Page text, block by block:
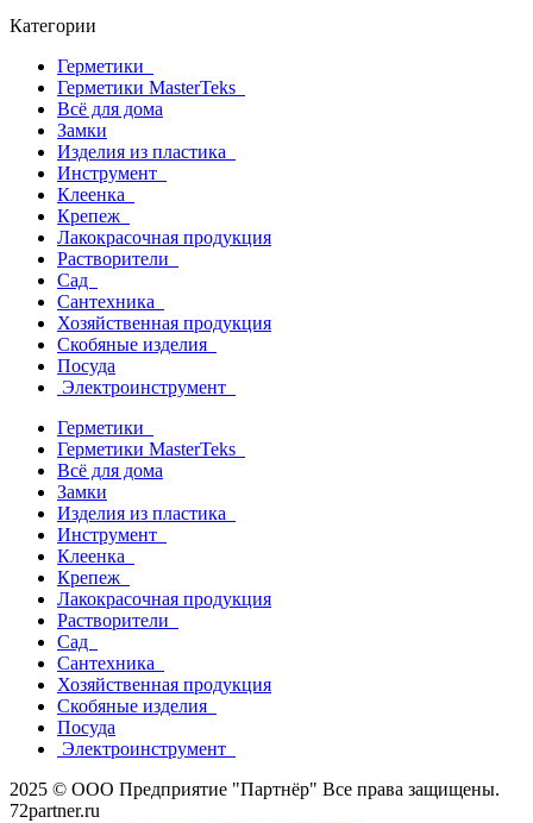
Категории
Герметики
Герметики MasterTeks
Всё для дома
Замки
Изделия из пластика
Инструмент
Клеенка
Крепеж
Лакокрасочная продукция
Растворители
Сад
Сантехника
Хозяйственная продукция
Скобяные изделия
Посуда
Электроинструмент
Герметики
Герметики MasterTeks
Всё для дома
Замки
Изделия из пластика
Инструмент
Клеенка
Крепеж
Лакокрасочная продукция
Растворители
Сад
Сантехника
Хозяйственная продукция
Скобяные изделия
Посуда
Электроинструмент
2025 © ООО Предприятие "Партнёр" Все права защищены.
72partner.ru